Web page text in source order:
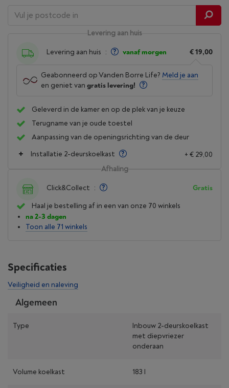
Levering aan huis
Levering aan huis : vanaf morgen € 19,00
Geabonneerd op Vanden Borre Life? Meld je aan
en geniet van gratis levering!
Geleverd in de kamer en op de plek van je keuze
Terugname van je oude toestel
Aanpassing van de openingsrichting van de deur
Installatie 2-deurskoelkast
+ € 29,00
Afhaling
Click&Collect : Gratis
Haal je bestelling af in een van onze 70 winkels
na 2-3 dagen
Toon alle 71 winkels
Specificaties
Veiligheid en naleving
Algemeen
Type
Inbouw 2-deurskoelkast
met diepvriezer
onderaan
Volume koelkast 183 l